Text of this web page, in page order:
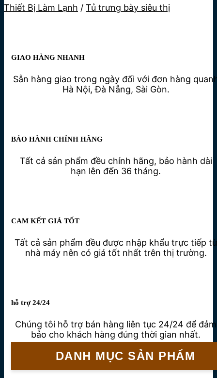
Thiết Bị Làm Lạnh / Tủ trưng bày siêu thị
GIAO HÀNG NHANH
Sẵn hàng giao trong ngày đối với đơn hàng
Hà Nội, Đà Nẵng, Sài Gòn.
BẢO HÀNH CHÍNH HÃNG
Tất cả sản phẩm đều chính hãng, bảo hành dài
hạn lên đến 36 tháng.
CAM KẾT GIÁ TỐT
Tất cả sản phẩm đều được nhập khẩu trực tiếp từ
nhà máy nên có giá tốt nhất trên thị trường.
hỗ trợ 24/24
Chúng tôi hỗ trợ bán hàng liên tục 24/24 để đảm
bảo cho khách hàng đúng thời gian nhất.
DANH MỤC SẢN PHẨM